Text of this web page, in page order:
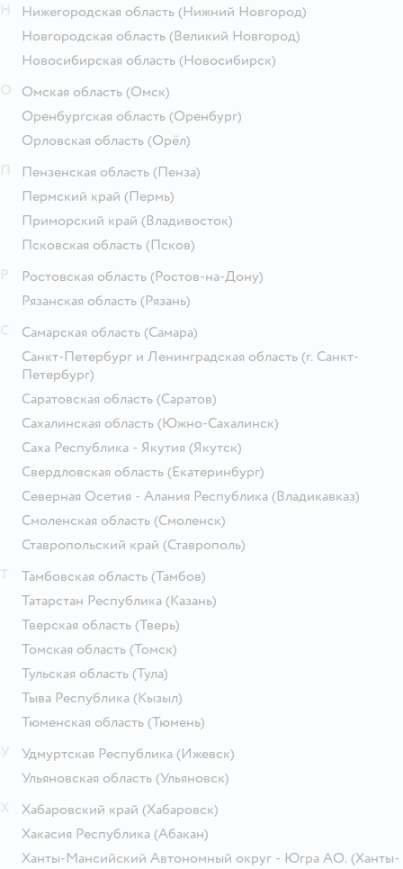
Нижегородская область (Нижний Новгород)
Новгородская область (Великий Новгород)
Новосибирская область (Новосибирск)
Омская область (Омск)
Оренбургская область (Оренбург)
Орловская область (Орёл)
Пензенская область (Пенза)
Пермский край (Пермь)
Приморский край (Владивосток)
Псковская область (Псков)
Ростовская область (Ростов-на-Дону)
Рязанская область (Рязань)
Самарская область (Самара)
Санкт-Петербург и Ленинградская область (г. Санкт-
Петербург)
Саратовская область (Саратов)
Сахалинская область (Южно-Сахалинск)
Саха Республика - Якутия (Якутск)
Свердловская область (Екатеринбург)
Северная Осетия - Алания Республика (Владикавказ)
Смоленская область (Смоленск)
Ставропольский край (Ставрополь)
Тамбовская область (Тамбов)
Татарстан Республика (Казань)
Тверская область (Тверь)
Томская область (Томск)
Тульская область (Тула)
Тыва Республика (Кызыл)
Тюменская область (Тюмень)
Удмуртская Республика (Ижевск)
Ульяновская область (Ульяновск)
Хабаровский край (Хабаровск)
Хакасия Республика (Абакан)
Ханты-Мансийский Автономный округ - Югра АО. (Ханты-